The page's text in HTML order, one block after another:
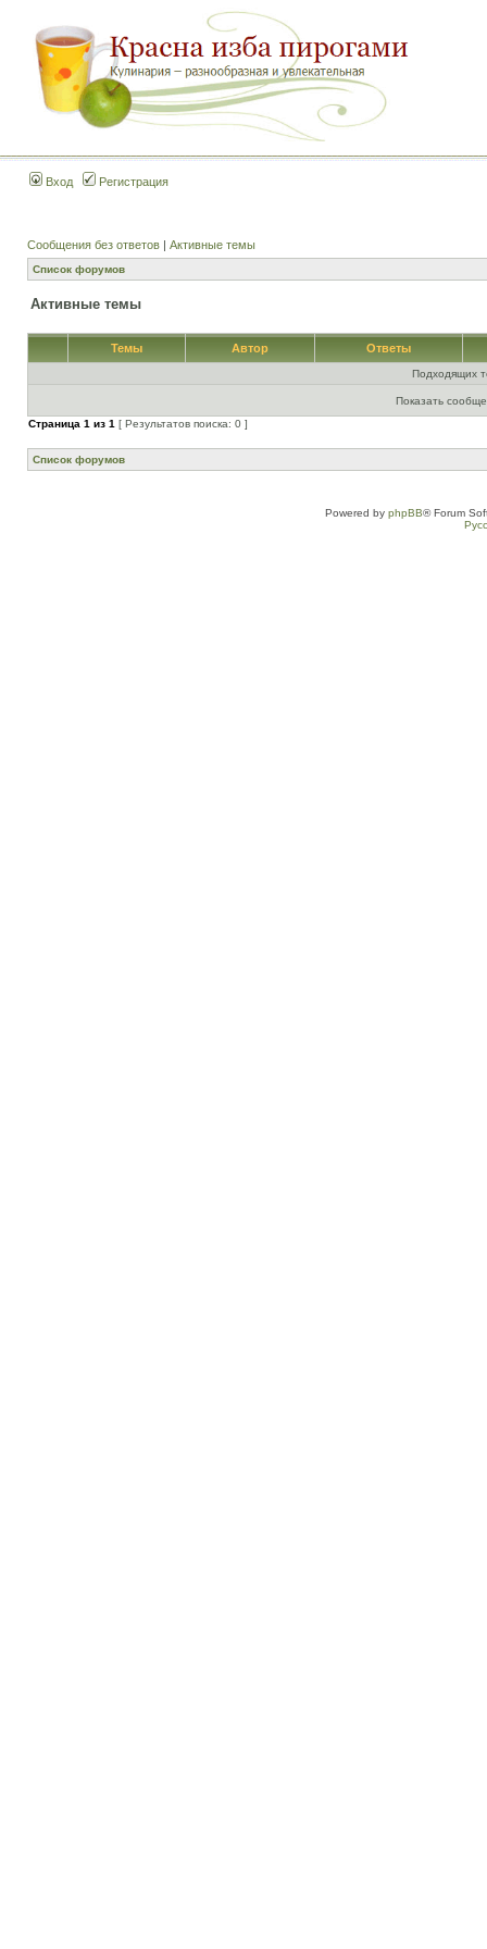
Вход Регистрация
Сообщения без ответов | Активные темы
Список форумов
Активные темы
Темы Автор Ответы
Подходящих
Показать
Страница 1 из 1 [ Результатов поиска: 0 ]
Список форумов
Powered by phpBB® Forum